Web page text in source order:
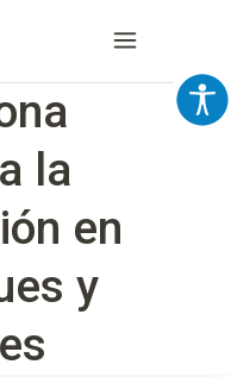
la
en
y